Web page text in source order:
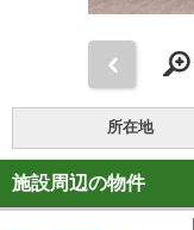
所在地
施設周辺の物件